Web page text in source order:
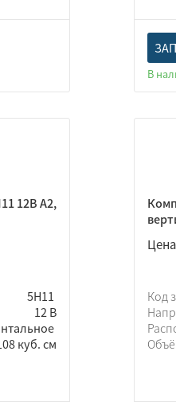
В
12В A2,
5Н11
12 В
куб. см
Код